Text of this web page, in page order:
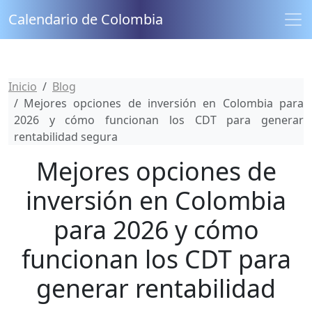
Calendario de Colombia
Inicio
Blog
Mejores opciones de inversión en Colombia para
2026 y cómo funcionan los CDT para generar
rentabilidad segura
Mejores opciones de
inversión en Colombia
para 2026 y cómo
funcionan los CDT para
generar rentabilidad